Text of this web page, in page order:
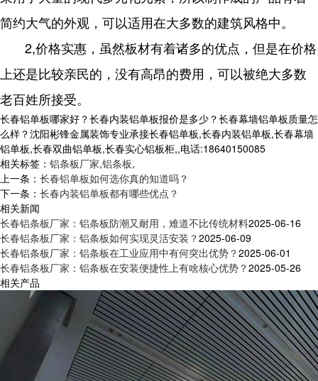
简约大气的外观，可以适用在大多数的建筑风格中。
2,价格实惠，虽然板材有着诸多的优点，但是在价格
上还是比较亲民的，没有高昂的费用，可以被绝大多数
老百姓所接受。
长春铝单板哪家好？长春内装铝单板报价是多少？长春幕墙铝单板质量怎
么样？沈阳彬锋金属装饰专业承接长春铝单板,长春内装铝单板,长春幕墙
铝单板,长春双曲铝单板,长春实心铝板柜,,电话:18640150085
相关标签： 铝条板厂家,铝条板,
上一条： 长春铝单板如何选你真的知道吗？
下一条： 长春内装铝单板都有哪些优点？
相关新闻
长春铝条板厂家：铝条板防潮又耐用，难道不比传统材料2025-06-16
长春铝条板厂家：铝条板如何实现灵活安装？2025-06-09
长春铝条板厂家：铝条板在工业应用中有何突出优势？2025-06-01
长春铝条板厂家：铝条板在安装便捷性上有啥核心优势？2025-05-26
相关产品